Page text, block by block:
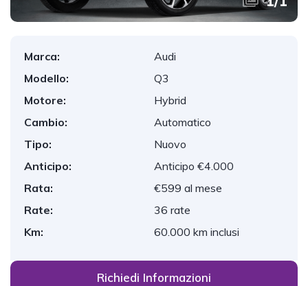
Marca:
Audi
Modello:
Q3
Motore:
Hybrid
Cambio:
Automatico
Tipo:
Nuovo
Anticipo:
Anticipo €4.000
Rata:
€599 al mese
Rate:
36 rate
Km:
60.000 km inclusi
Richiedi Informazioni